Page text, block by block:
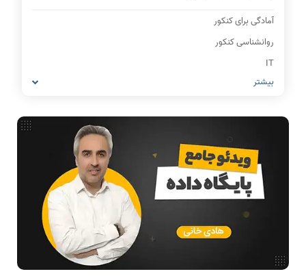
آمادگی برای کنکور
روانشناسی کنکور
IT
شبکه های کامپیوتری
ریاضیات گسسته
مدار منطقی
ساختمان داده
طراحی الگوریتم
هوش مصنوعی
بیشتر